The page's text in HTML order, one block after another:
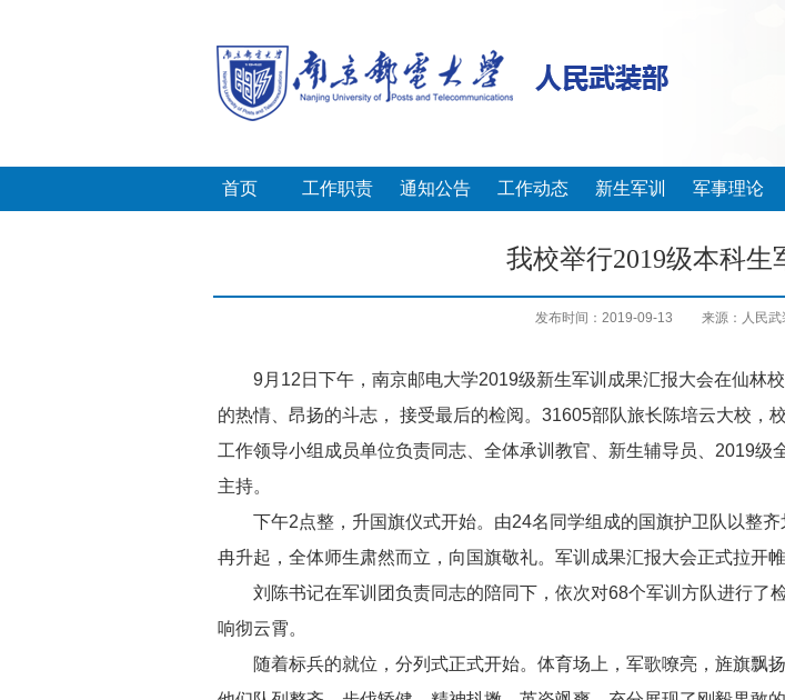
首页 工作职责 通知公告 工作动态 新生军训 军事理论
我校举行2019级本科生
发布时间：2019-09-13 来源：人民武
9月12日下午，南京邮电大学2019级新生军训成果汇报大会在仙林
的热情、昂扬的斗志， 接受最后的检阅。31605部队旅长陈培云大校，
工作领导小组成员单位负责同志、全体承训教官、新生辅导员、2019
主持。
下午2点整，升国旗仪式开始。由24名同学组成的国旗护卫队以整
冉升起，全体师生肃然而立，向国旗敬礼。军训成果汇报大会正式拉开帷
刘陈书记在军训团负责同志的陪同下，依次对68个军训方队进行了
响彻云霄。
随着标兵的就位，分列式正式开始。体育场上，军歌嘹亮，旌旗飘